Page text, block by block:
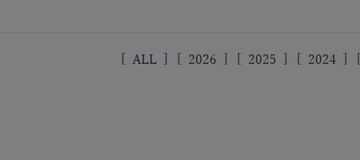
ALL 2026 2025 2024